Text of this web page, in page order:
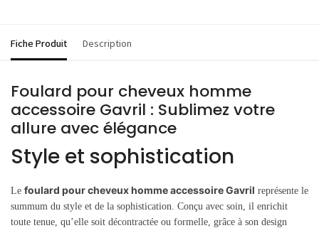
Fiche Produit Description
Foulard pour cheveux homme
accessoire Gavril : Sublimez votre
allure avec élégance
Style et sophistication
Le foulard pour cheveux homme accessoire Gavril représente le
summum du style et de la sophistication. Conçu avec soin, il enrichit
toute tenue, qu’elle soit décontractée ou formelle, grâce à son design